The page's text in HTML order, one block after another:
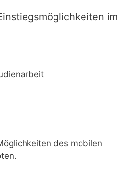
im
des mobilen